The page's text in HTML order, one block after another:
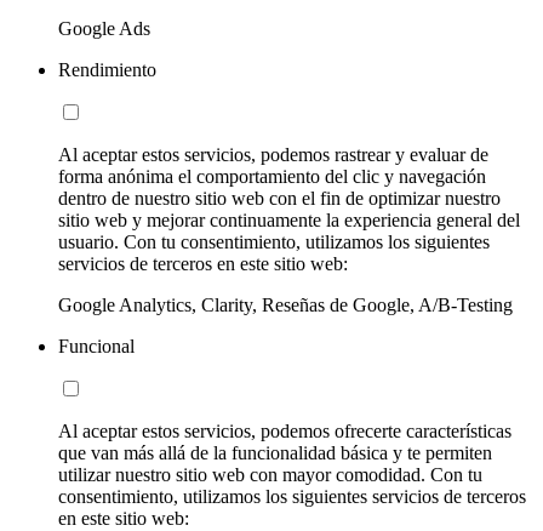
Google Ads
Rendimiento
Al aceptar estos servicios, podemos rastrear y evaluar de
forma anónima el comportamiento del clic y navegación
dentro de nuestro sitio web con el fin de optimizar nuestro
sitio web y mejorar continuamente la experiencia general del
usuario. Con tu consentimiento, utilizamos los siguientes
servicios de terceros en este sitio web:
Google Analytics, Clarity, Reseñas de Google, A/B-Testing
Funcional
Al aceptar estos servicios, podemos ofrecerte características
que van más allá de la funcionalidad básica y te permiten
utilizar nuestro sitio web con mayor comodidad. Con tu
consentimiento, utilizamos los siguientes servicios de terceros
en este sitio web: